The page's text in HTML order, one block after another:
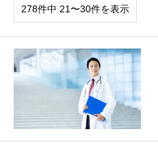
278件中 21〜30件を表示